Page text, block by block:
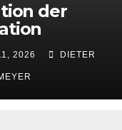
der
2026 DIETER